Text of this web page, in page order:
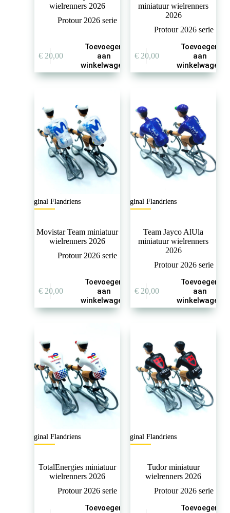
wielrenners 2026
Protour 2026 serie
€20,00
Toevoegen
aan
winkelwagen
miniatuur wielrenners
2026
Protour 2026 serie
€20,00
Toevoegen
aan
winkelwagen
Original Flandriens
Movistar Team miniatuur
wielrenners 2026
Protour 2026 serie
€20,00
Toevoegen
aan
winkelwagen
Original Flandriens
Team Jayco AlUla
miniatuur wielrenners
2026
Protour 2026 serie
€20,00
Toevoegen
aan
winkelwagen
Original Flandriens
TotalEnergies miniatuur
wielrenners 2026
Protour 2026 serie
Toevoegen
Original Flandriens
Tudor miniatuur
wielrenners 2026
Protour 2026 serie
Toevoegen